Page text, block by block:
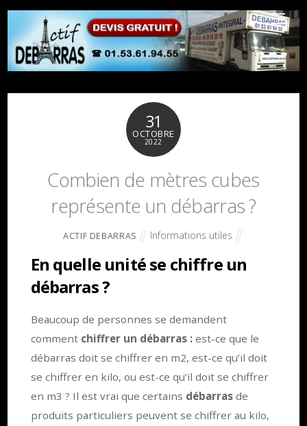
31
OCTOBRE
2022
Combien de mètres cubes
représente un débarras ?
ACTIF DEBARRAS Informations utiles
En quelle unité se chiffre un
débarras ?
Beaucoup de personnes se demandent
comment chiffrer un débarras :est-ce que le
débarras doit se chiffrer en m2, est-ce qu’il doit
se chiffrer en kilo, ou est-ce qu’il doit se chiffrer
en m3 ? Il est vrai que certains débarrasde
produits particuliers peuvent se chiffrer au kilo,